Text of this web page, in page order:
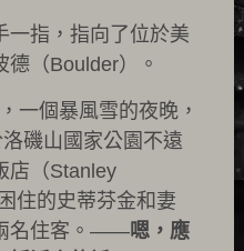
一指，指向了位於美
德（Boulder）。
一個暴風雪的夜晚，
磯山國家公園不遠
店（Stanley
住的史蒂芬金和妻
名住客。——嗯，應